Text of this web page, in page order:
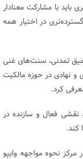
با مشارکت معنادار
در اختیار همه
تمدنی، سنت‌های غنی
نهادی در حوزه مالکیت
کرد.
نقشی فعال و سازنده در
کند.
نحوه مواجهه وایپو